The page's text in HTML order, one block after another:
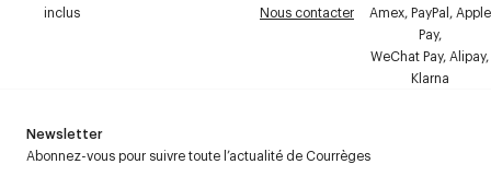
inclus
Nous contacter
Amex, PayPal, Apple
Pay,
WeChat Pay, Alipay,
Klarna
Newsletter
Abonnez-vous pour suivre toute l’actualité de Courrèges